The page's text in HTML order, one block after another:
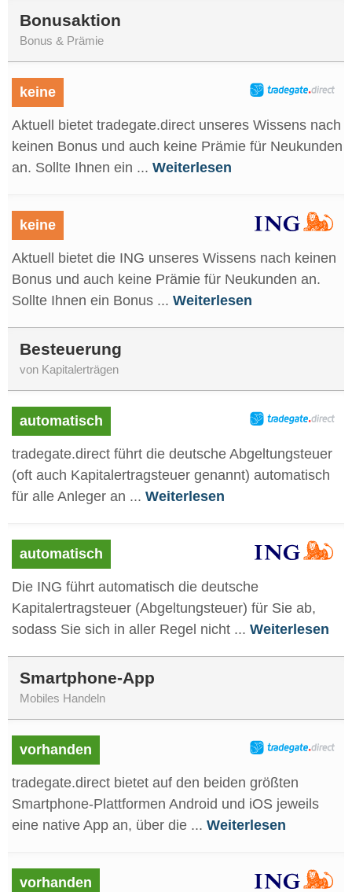
Bonusaktion
Bonus & Prämie
keine
Aktuell bietet tradegate.direct unseres Wissens nach
keinen Bonus und auch keine Prämie für Neukunden
an. Sollte Ihnen ein ... Weiterlesen
keine
Aktuell bietet die ING unseres Wissens nach keinen
Bonus und auch keine Prämie für Neukunden an.
Sollte Ihnen ein Bonus ... Weiterlesen
Besteuerung
von Kapitalerträgen
automatisch
tradegate.direct führt die deutsche Abgeltungsteuer
(oft auch Kapitalertragsteuer genannt) automatisch
für alle Anleger an ... Weiterlesen
automatisch
Die ING führt automatisch die deutsche
Kapitalertragsteuer (Abgeltungsteuer) für Sie ab,
sodass Sie sich in aller Regel nicht ... Weiterlesen
Smartphone-App
Mobiles Handeln
vorhanden
tradegate.direct bietet auf den beiden größten
Smartphone-Plattformen Android und iOS jeweils
eine native App an, über die ... Weiterlesen
vorhanden